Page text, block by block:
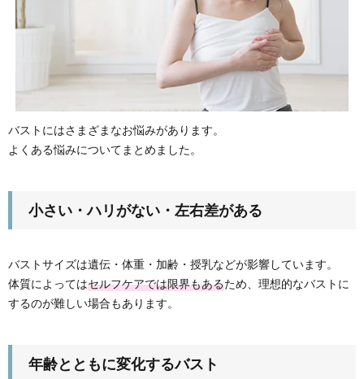
バストにはさまざまなお悩みがあります。
よくある悩みについてまとめました。
小さい・ハリがない・左右差がある
バストサイズは遺伝・体重・加齢・授乳などが影響しています。
体質によってはセルフケアでは限界もあるため、理想的なバストに
するのが難しい場合もあります。
年齢とともに変化するバスト